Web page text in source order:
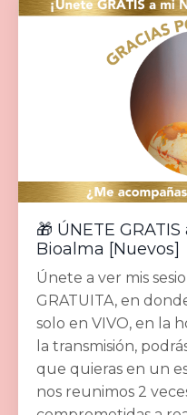
🎁 ÚNETE
Bioalma [Nuevos]
Únete a ver mis
GRATUITA, en
solo en VIVO, en la
la transmisión,
que quieras en un
nos reunimos 2